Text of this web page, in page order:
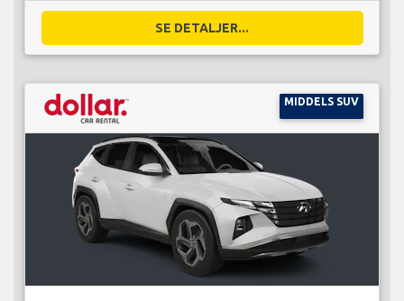
SE DETALJER...
MIDDELS SUV